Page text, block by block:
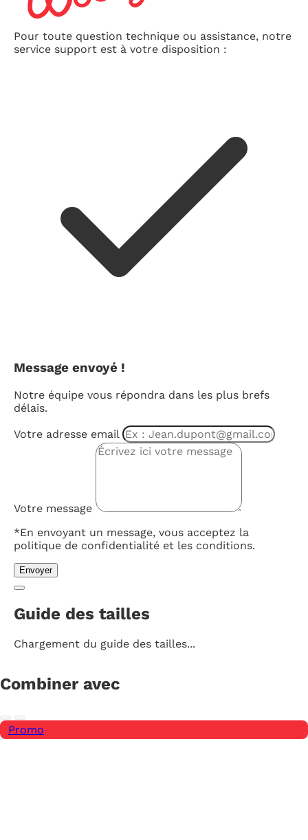
Pour toute question technique ou assistance, notre
service support est à votre disposition :
Message envoyé !
Notre équipe vous répondra dans les plus brefs
délais.
Votre adresse email
Votre message
*En envoyant un message, vous acceptez la
politique de confidentialité et les conditions.
Envoyer
Guide des tailles
Chargement du guide des tailles...
Combiner avec
Promo